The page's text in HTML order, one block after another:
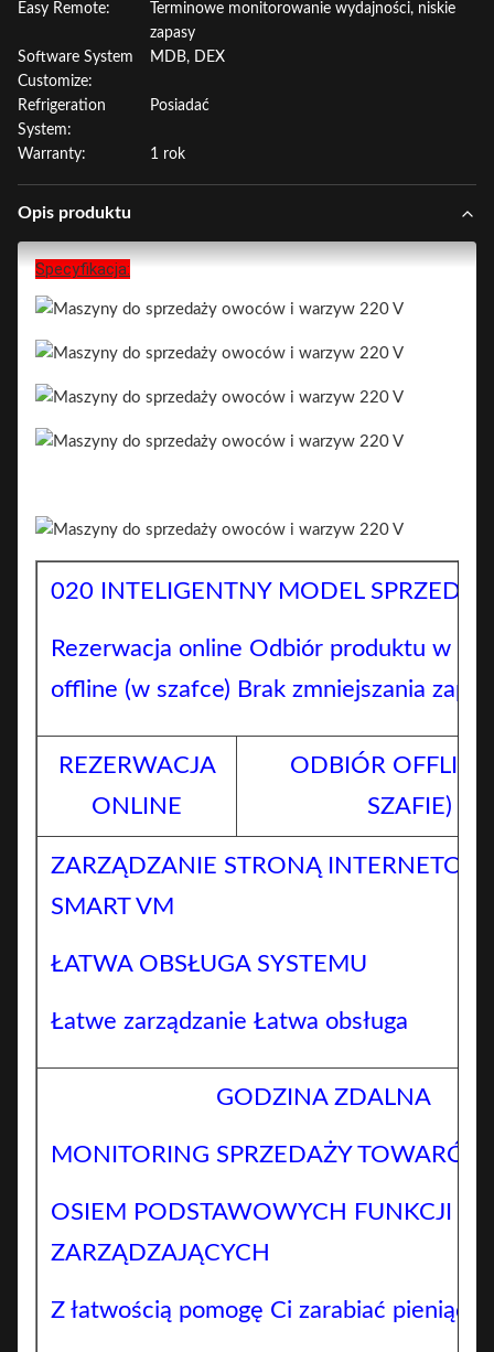
Easy Remote:
Terminowe monitorowanie wydajności, niskie
zapasy
Software System
Customize:
MDB, DEX
Refrigeration
System:
Posiadać
Warranty: 1 rok
Opis produktu
Specyfikacja:
020 INTELIGENTNY MODEL
Rezerwacja online Odbiór produktu w
offline (w szafce) Brak zmniejszania
REZERWACJA
ONLINE
ODBIÓR
SZAFIE)
ZARZĄDZANIE STRONĄ
SMART VM
ŁATWA OBSŁUGA SYSTEMU
Łatwe zarządzanie Łatwa obsługa
GODZINA ZDALNA
MONITORING SPRZEDAŻY TOWARÓW
OSIEM PODSTAWOWYCH FUNKCJI
ZARZĄDZAJĄCYCH
Z łatwością pomogę Ci zarabiać pieniądze